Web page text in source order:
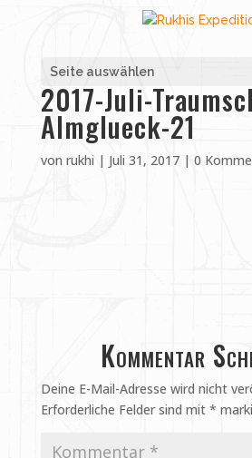
Seite auswählen
2017-Juli-
Almglueck-21
von rukhi | Juli 31, 2017| 0
Kommentar
Deine E-Mail-Adresse wird nicht
Erforderliche Felder sind mit *